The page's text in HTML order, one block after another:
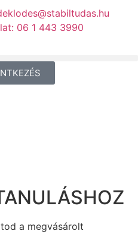
06 1 443 3990
a megvásárolt